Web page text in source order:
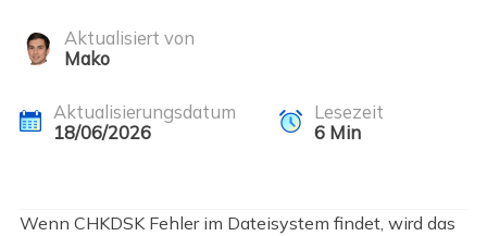
Aktualisiert von
Mako
Aktualisierungsdatum
18/06/2026
Lesezeit
6Min
Wenn CHKDSK Fehler im Dateisystem findet, wird das